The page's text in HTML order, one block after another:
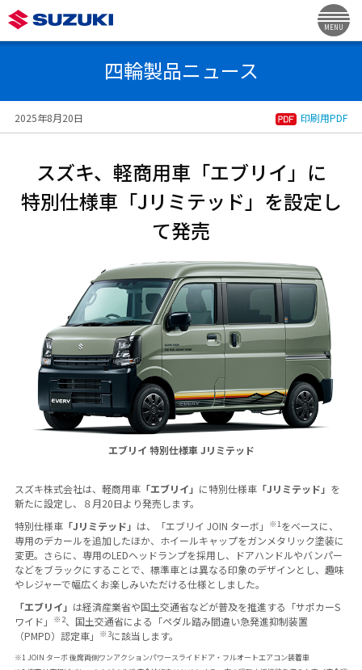
MENU
四輪製品ニュース
2025年8月20日 印刷用PDF
スズキ、軽商用車「エブリイ」に
特別仕様車「Jリミテッド」を設定し
て発売
エブリイ 特別仕様車 Jリミテッド
スズキ株式会社は、軽商用車「エブリイ」 に特別仕様車「Jリミテッド」 を
新たに設定し、８月20日より発売します。
特別仕様車「Jリミテッド」 は、「エブリイ JOIN ターボ」 ※1をベースに、
専用のデカールを追加したほか、ホイールキャップをガンメタリック塗装に
変更。さらに、専用のLEDヘッドランプを採用し、ドアハンドルやバンパー
などをブラックにすることで、標準車とは異なる印象のデザインとし、趣味
やレジャーで幅広くお楽しみいただける仕様としました。
「エブリイ」 は経済産業省や国土交通省などが普及を推進する「サポカーS
ワイド」
※2、国土交通省による「ペダル踏み間違い急発進抑制装置
（PMPD）認定車」
※3に該当します。
※1 JOIN ターボ 後席両側ワンアクションパワースライドドア・フルオートエアコン装着車